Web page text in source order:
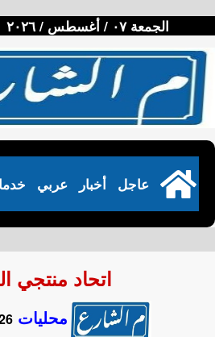
الجمعة ٠٧ / أغسطس / ٢٠٢٦
عربي أخبار عاجل
اتحاد منتجي
محليات